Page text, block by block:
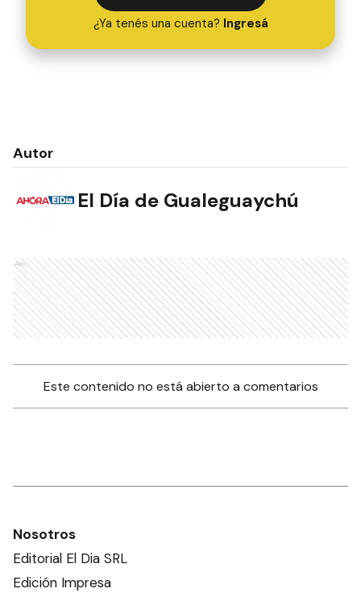
¿Ya tenés una cuenta? Ingresá
Autor
El Día de Gualeguaychú
Ads
Este contenido no está abierto a comentarios
Nosotros
Editorial El Dia SRL
Edición Impresa